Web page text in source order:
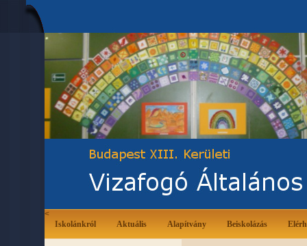
<
Iskolánkról
Aktuális Alapítvány Beiskolázás